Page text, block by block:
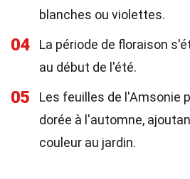
blanches ou violettes.
04
La période de floraison
au début de l'été.
05
Les feuilles de l'Amsonie
dorée à l'automne,
couleur au jardin.